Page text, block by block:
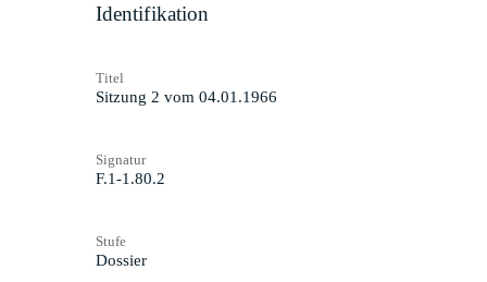
Identifikation
Titel
Sitzung 2 vom 04.01.1966
Signatur
F.1-1.80.2
Stufe
Dossier